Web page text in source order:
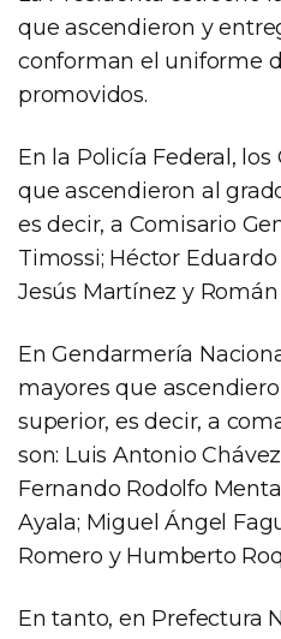
que ascendieron y
conforman el uniforme
promovidos.
En la Policía Federal,
que ascendieron al
es decir, a Comisario
Timossi; Héctor
Jesús Martínez y
En Gendarmería
mayores que
superior, es decir, a
son: Luis Antonio
Fernando Rodolfo
Ayala; Miguel Ángel
Romero y Humberto
En tanto, en Prefectura